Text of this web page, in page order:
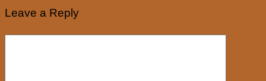
Leave a Reply